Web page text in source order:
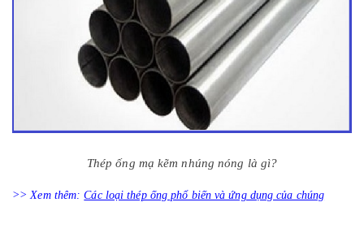
Thép ống mạ kẽm nhúng nóng là gì?
>> Xem thêm:Các loại thép ống phổ biến và ứng dụng của chúng